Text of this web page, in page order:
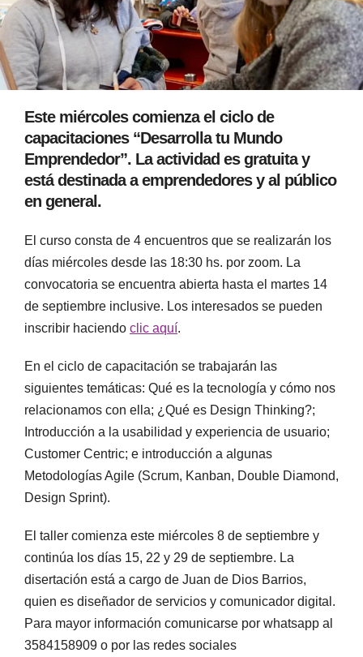
Este miércoles comienza el ciclo de
capacitaciones “Desarrolla tu Mundo
Emprendedor”. La actividad es gratuita y
está destinada a emprendedores y al público
en general.
El curso consta de 4 encuentros que se realizarán los
días miércoles desde las 18:30 hs. por zoom. La
convocatoria se encuentra abierta hasta el martes 14
de septiembre inclusive. Los interesados se pueden
inscribir haciendo clic aquí.
En el ciclo de capacitación se trabajarán las
siguientes temáticas: Qué es la tecnología y cómo nos
relacionamos con ella; ¿Qué es Design Thinking?;
Introducción a la usabilidad y experiencia de usuario;
Customer Centric; e introducción a algunas
Metodologías Agile (Scrum, Kanban, Double Diamond,
Design Sprint).
El taller comienza este miércoles 8 de septiembre y
continúa los días 15, 22 y 29 de septiembre. La
disertación está a cargo de Juan de Dios Barrios,
quien es diseñador de servicios y comunicador digital.
Para mayor información comunicarse por whatsapp al
3584158909 o por las redes sociales